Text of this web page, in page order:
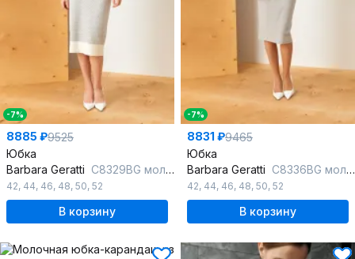
-7%
8885 ₽9525
Юбка
Barbara Geratti С8329BG молочный/серый
42, 44, 46, 48, 50, 52
В корзину
-7%
8831 ₽9465
Юбка
Barbara Geratti С8336BG молочный/серый
42, 44, 46, 48, 50, 52
В корзину